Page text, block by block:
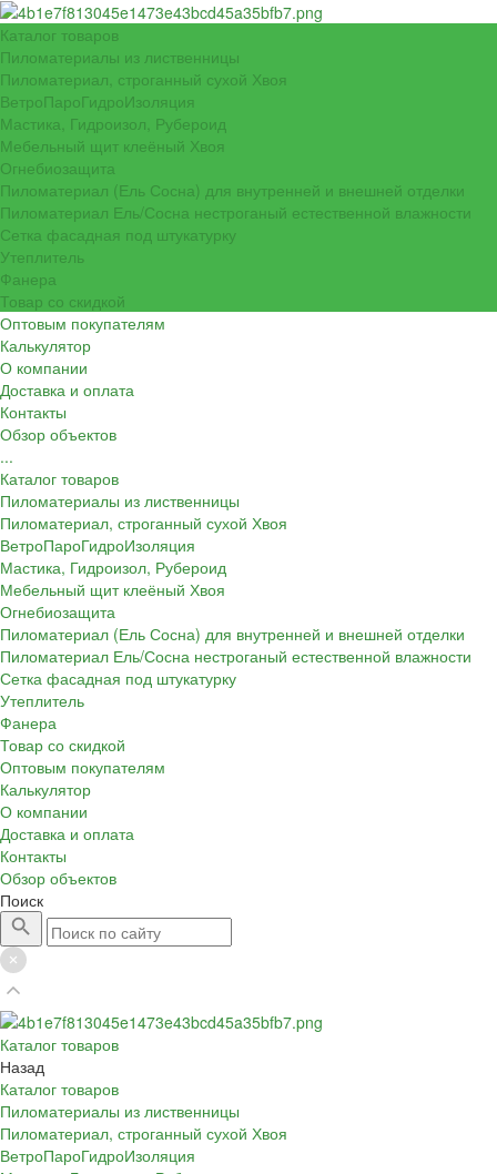
Каталог товаров
Пиломатериалы из лиственницы
Пиломатериал, строганный сухой Хвоя
ВетроПароГидроИзоляция
Мастика, Гидроизол, Рубероид
Мебельный щит клеёный Хвоя
Огнебиозащита
Пиломатериал (Ель Сосна) для внутренней и внешней отделки
Пиломатериал Ель/Сосна нестроганый естественной влажности
Сетка фасадная под штукатурку
Утеплитель
Фанера
Товар со скидкой
Оптовым покупателям
Калькулятор
О компании
Доставка и оплата
Контакты
Обзор объектов
...
Каталог товаров
Пиломатериалы из лиственницы
Пиломатериал, строганный сухой Хвоя
ВетроПароГидроИзоляция
Мастика, Гидроизол, Рубероид
Мебельный щит клеёный Хвоя
Огнебиозащита
Пиломатериал (Ель Сосна) для внутренней и внешней отделки
Пиломатериал Ель/Сосна нестроганый естественной влажности
Сетка фасадная под штукатурку
Утеплитель
Фанера
Товар со скидкой
Оптовым покупателям
Калькулятор
О компании
Доставка и оплата
Контакты
Обзор объектов
Поиск
Каталог товаров
Назад
Каталог товаров
Пиломатериалы из лиственницы
Пиломатериал, строганный сухой Хвоя
ВетроПароГидроИзоляция